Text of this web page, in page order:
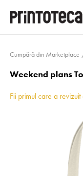
Cumpără din Marketplace
Weekend plans
Fii primul care a